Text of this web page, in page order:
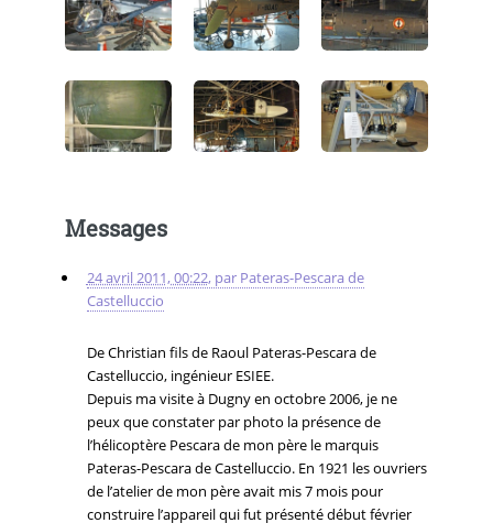
Messages
24 avril 2011, 00:22, par Pateras-Pescara de
Castelluccio
De Christian fils de Raoul Pateras-Pescara de
Castelluccio, ingénieur ESIEE.
Depuis ma visite à Dugny en octobre 2006, je ne
peux que constater par photo la présence de
l’hélicoptère Pescara de mon père le marquis
Pateras-Pescara de Castelluccio. En 1921 les ouvriers
de l’atelier de mon père avait mis 7 mois pour
construire l’appareil qui fut présenté début février